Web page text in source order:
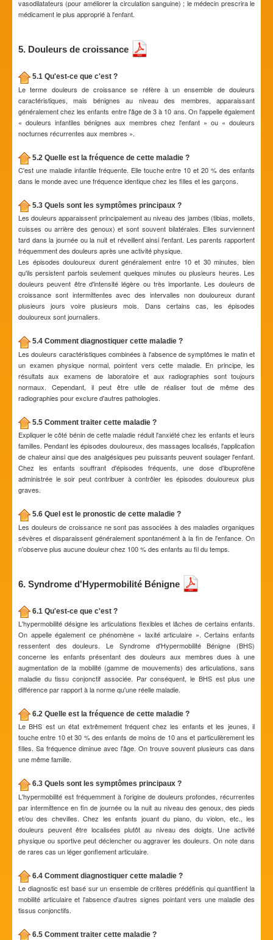
vasodilatateurs (pour améliorer la circulation sanguine) ; le médecin prescrira le
médicament le plus approprié à l'enfant.
5. Douleurs de croissance
5.1 Qu'est-ce que c'est ?
Le terme douleurs de croissance se réfère à un ensemble de douleurs
caractéristiques, mais bénignes au niveau des membres, apparaissant
généralement chez les enfants entre l'âge de 3 à 10 ans. On l'appelle également
« douleurs infantiles bénignes aux membres chez l'enfant » ou « douleurs
nocturnes récurrentes aux membres ».
5.2 Quelle est la fréquence de cette maladie ?
C'est une maladie infantile fréquente. Elle touche entre 10 et 20 % des enfants
dans le monde avec une fréquence identique chez les filles et les garçons.
5.3 Quels sont les symptômes principaux ?
Les douleurs apparaissent principalement au niveau des jambes (tibias, mollets,
cuisses ou arrière des genoux) et sont souvent bilatérales. Elles surviennent
tard dans la journée ou la nuit et réveillent ainsi l'enfant. Les parents rapportent
fréquemment des douleurs après une activité physique.
Les épisodes douloureux durent généralement entre 10 et 30 minutes, bien
qu'ils persistent parfois seulement quelques minutes ou plusieurs heures. Les
douleurs peuvent être d'intensité légère ou très importante. Les douleurs de
croissance sont intermittentes avec des intervalles non douloureux durant
plusieurs jours voire plusieurs mois. Dans certains cas, les épisodes
douloureux sont journaliers.
5.4 Comment diagnostiquer cette maladie ?
Les douleurs caractéristiques combinées à l'absence de symptômes le matin et
un examen physique normal, pointent vers cette maladie. En principe, les
résultats aux examens de laboratoire et aux radiographies sont toujours
normaux. Cependant, il peut être utile de réaliser tout de même des
radiographies pour exclure d'autres pathologies.
5.5 Comment traiter cette maladie ?
Expliquer le côté bénin de cette maladie réduit l'anxiété chez les enfants et leurs
familles. Pendant les épisodes douloureux, des massages localisés, l'application
de chaleur ainsi que des analgésiques peu puissants peuvent soulager l'enfant.
Chez les enfants souffrant d'épisodes fréquents, une dose d'ibuprofène
administrée le soir peut contribuer à contrôler les épisodes douloureux plus
graves.
5.6 Quel est le pronostic de cette maladie ?
Les douleurs de croissance ne sont pas associées à des maladies organiques
sévères et disparaissent généralement spontanément à la fin de l'enfance. On
n'observe plus aucune douleur chez 100 % des enfants au fil du temps.
6. Syndrome d'Hypermobilité Bénigne
6.1 Qu'est-ce que c'est ?
L'hypermobilité désigne les articulations flexibles et lâches de certains enfants.
On appelle également ce phénomène « laxité articulaire ». Certains enfants
ressentent des douleurs. Le Syndrome d'Hypermobilité Bénigne (BHS)
concerne les enfants présentant des douleurs aux membres dues à une
augmentation de la mobilité (gamme de mouvements) des articulations, sans
maladie du tissu conjonctif associée. Par conséquent, le BHS est plus une
différence par rapport à la norme qu'une réelle maladie.
6.2 Quelle est la fréquence de cette maladie ?
Le BHS est un état extrêmement fréquent chez les enfants et les jeunes, il
touche entre 10 et 30 % des enfants de moins de 10 ans et particulièrement les
filles. Sa fréquence diminue avec l'âge. On trouve souvent plusieurs cas dans
une même famille.
6.3 Quels sont les symptômes principaux ?
L'hypermobilité est fréquemment à l'origine de douleurs profondes, récurrentes
par intermittence en fin de journée ou la nuit au niveau des genoux, des pieds
et/ou des chevilles. Chez les enfants jouant du piano, du violon, etc., les
douleurs peuvent être localisées plutôt au niveau des doigts. Une activité
physique ou sportive peut déclencher ou aggraver les douleurs. On note dans
de rares cas un léger gonflement articulaire.
6.4 Comment diagnostiquer cette maladie ?
Le diagnostic est basé sur un ensemble de critères prédéfinis qui quantifient la
mobilité articulaire et l'absence d'autres signes pointant vers une maladie des
tissus conjonctifs.
6.5 Comment traiter cette maladie ?